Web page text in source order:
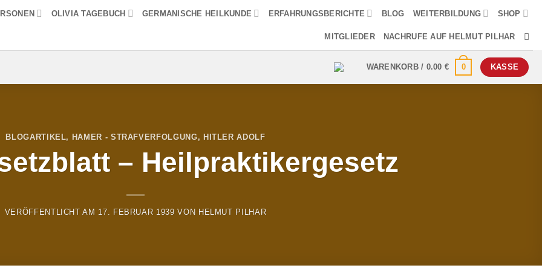
OLIVIA TAGEBUCH GERMANISCHE HEILKUNDE ERFAHRUNGSBERICHTE BLOG WEITERBILDUNG SHOP
MITGLIEDER NACHRUFE AUF HELMUT PILHAR
WARENKORB / 0.00 € 0 KASSE
BLOGARTIKEL, HAMER - STRAFVERFOLGUNG, HITLER ADOLF
– Heilpraktikergesetz
VERÖFFENTLICHT AM 17. FEBRUAR 1939 VON HELMUT PILHAR